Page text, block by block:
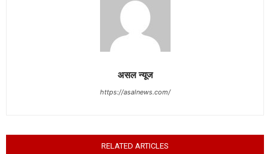
असल न्यूज
https://asalnews.com/
RELATED ARTICLES